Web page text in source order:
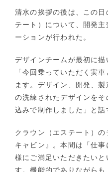
清水の挨拶の後は、この
テート）について、開発
ーションが行われた。
デザインチームが最初に描
「今回乗っていただく実
ます。デザイン、開発、
の洗練されたデザインを
込みで制作しました」と話
クラウン（エステート）
キャビン』。本間は「仕
様にご満足いただきたい
す。機能的でありながら